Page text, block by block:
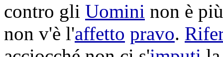
contro gli Uomini non è
non v'è l'affetto pravo.